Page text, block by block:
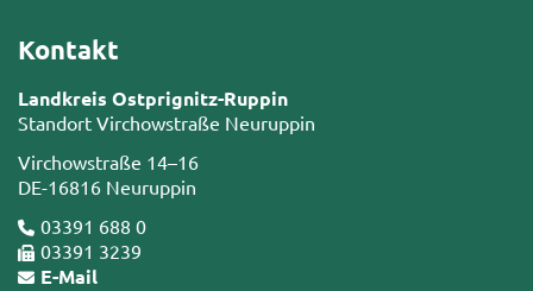
Kontakt
Landkreis Ostprignitz-Ruppin
Standort Virchowstraße Neuruppin
Virchowstraße 14–16
DE-16816 Neuruppin
03391 688 0
03391 3239
E-Mail